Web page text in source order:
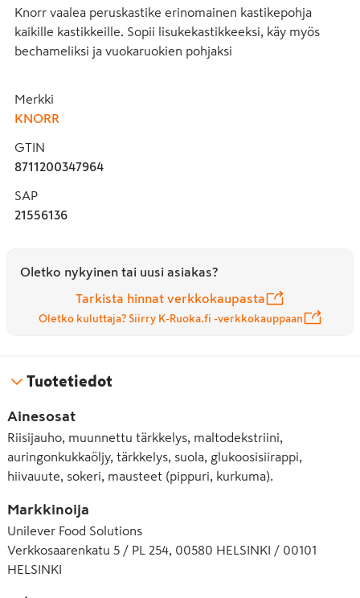
Knorr vaalea peruskastike erinomainen kastikepohja
kaikille kastikkeille. Sopii lisukekastikkeeksi, käy myös
bechameliksi ja vuokaruokien pohjaksi
Merkki
KNORR
GTIN
8711200347964
SAP
21556136
Oletko nykyinen tai uusi asiakas?
Tarkista hinnat verkkokaupasta
Oletko kuluttaja? Siirry K-Ruoka.fi -verkkokauppaan
Tuotetiedot
Ainesosat
Riisijauho, muunnettu tärkkelys, maltodekstriini,
auringonkukkaöljy, tärkkelys, suola, glukoosisiirappi,
hiivauute, sokeri, mausteet (pippuri, kurkuma).
Markkinoija
Unilever Food Solutions
Verkkosaarenkatu 5 / PL 254, 00580 HELSINKI / 00101
HELSINKI